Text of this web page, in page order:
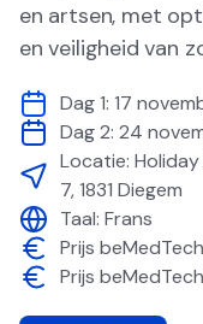
en artsen, met
en veiligheid van
Dag 1:17
Dag 2:24
Locatie:
7, 1831 Diegem
Taal:Frans
Prijs
Prijs